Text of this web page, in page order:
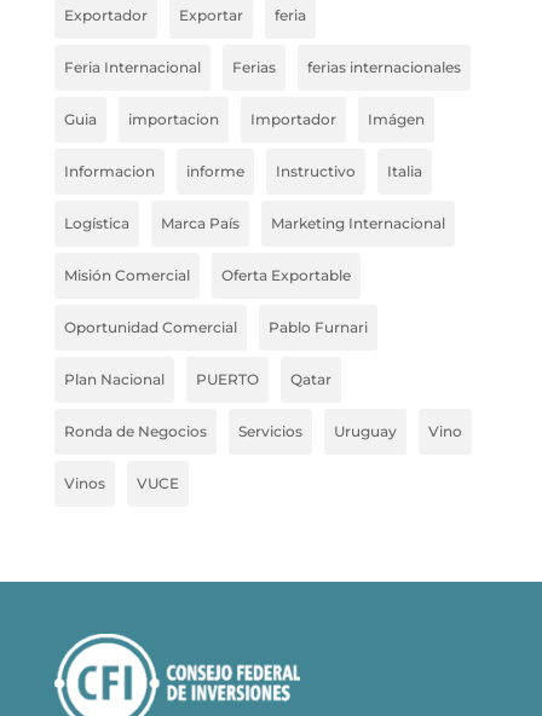
Exportador Exportar feria
Feria Internacional Ferias ferias internacionales
Guia importacion Importador Imágen
Informacion informe Instructivo Italia
Logística Marca País Marketing Internacional
Misión Comercial Oferta Exportable
Oportunidad Comercial Pablo Furnari
Plan Nacional PUERTO Qatar
Ronda de Negocios Servicios Uruguay Vino
Vinos VUCE